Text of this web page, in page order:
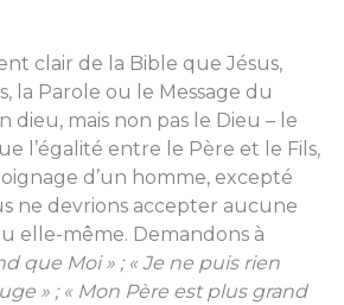
clair de la Bible que Jésus,
la Parole ou le Message du
mais non pas le Dieu – le
l’égalité entre le Père et le Fils,
d’un homme, excepté
ne devrions accepter aucune
elle-même. Demandons à
que Moi » ; « Je ne puis rien
» ; « Mon Père est plus grand